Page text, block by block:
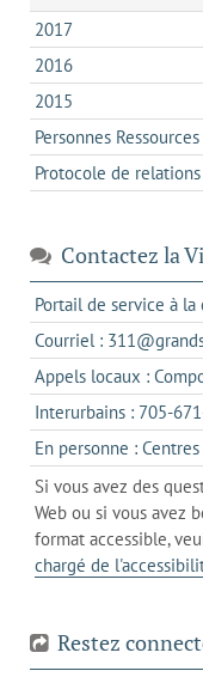
2017
2016
2015
Personnes Ressources
Protocole de
Contactez la
Portail de service à
Courriel :
Appels locaux :
Interurbains : 705-
En personne :
Si vous avez des
Web ou si vous avez
format accessible,
chargé de
Restez